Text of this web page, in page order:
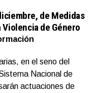
de Medidas
de Género
en el seno del
Nacional de
actuaciones de